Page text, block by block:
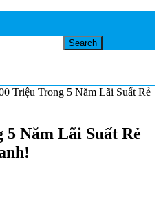
Triệu Trong 5 Năm Lãi Suất Rẻ
5 Năm Lãi Suất Rẻ